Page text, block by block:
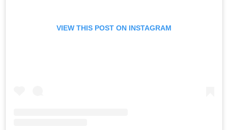
VIEW THIS POST ON INSTAGRAM